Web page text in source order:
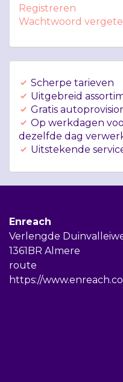
Registreren
Wachtwoord
Scherpe tarieven
Uitgebreid
Gratis
Op werkdagen
dezelfde dag
Uitstekende
Enreach
Verlengde
1361BR Almere
route
https://